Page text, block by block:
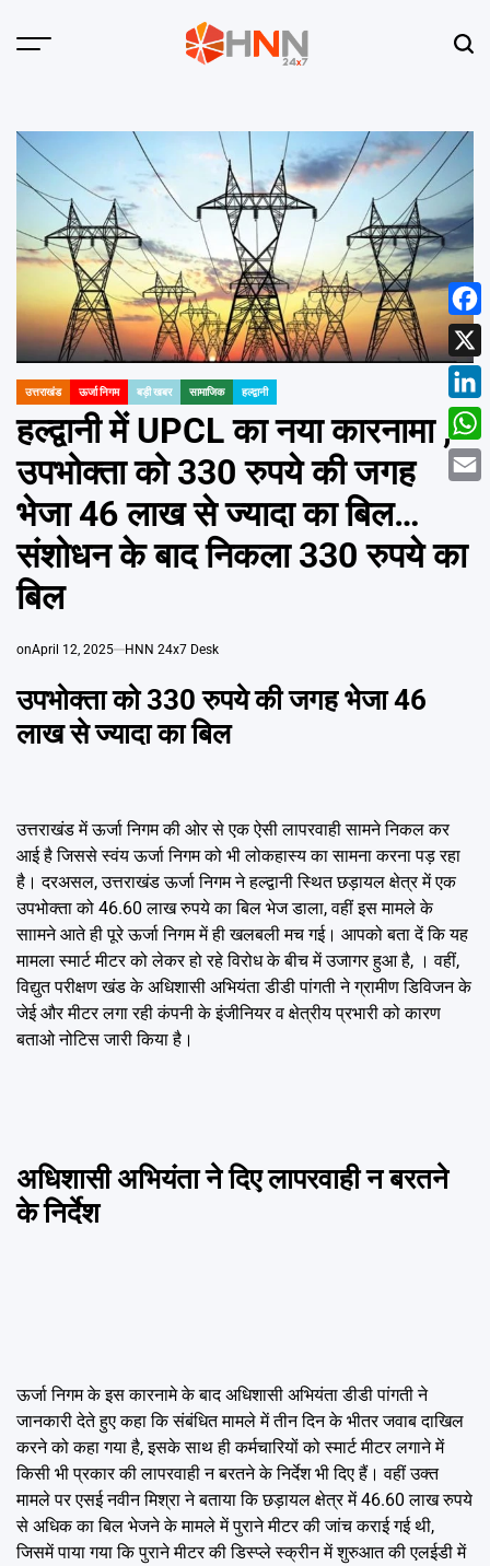
Menu
POSTED
उत्तराखंड ऊर्जा निगम बड़ी खबर सामाजिक हल्द्वानी
हल्द्वानी में UPCL का नया कारनामा ,
उपभोक्ता को 330 रुपये की जगह
भेजा 46 लाख से ज्‍यादा का बिल…
संशोधन के बाद निकला 330 रुपये का
बिल
onApril 12, 2025 HNN 24x7 Desk
उपभोक्ता को 330 रुपये की जगह भेजा 46
लाख से ज्‍यादा का बिल
उत्तराखंड में ऊर्जा निगम की ओर से एक ऐसी लापरवाही सामने निकल कर
आई है जिससे स्वंय ऊर्जा निगम को भी लोकहास्य का सामना करना पड़ रहा
है। दरअसल, उत्तराखंड ऊर्जा निगम ने हल्द्वानी स्थित छड़ायल क्षेत्र में एक
उपभोक्ता को 46.60 लाख रुपये का बिल भेज डाला, वहीं इस मामले के
साामने आते ही पूरे ऊर्जा निगम में ही खलबली मच गई। आपको बता दें कि यह
मामला स्मार्ट मीटर को लेकर हो रहे विरोध के बीच में उजागर हुआ है, । वहीं,
विद्युत परीक्षण खंड के अधिशासी अभियंता डीडी पांगती ने ग्रामीण डिविजन के
जेई और मीटर लगा रही कंपनी के इंजीनियर व क्षेत्रीय प्रभारी को कारण
बताओ नोटिस जारी किया है।
अधिशासी अभियंता ने दिए लापरवाही न बरतने
के निर्देश
ऊर्जा निगम के इस कारनामे के बाद अधिशासी अभियंता डीडी पांगती ने
जानकारी देते हुए कहा कि संबंधित मामले में तीन दिन के भीतर जवाब दाखिल
करने को कहा गया है, इसके साथ ही कर्मचारियों को स्मार्ट मीटर लगाने में
किसी भी प्रकार की लापरवाही न बरतने के निर्देश भी दिए हैं। वहीं उक्त
मामले पर एसई नवीन मिश्रा ने बताया कि छड़ायल क्षेत्र में 46.60 लाख रुपये
से अधिक का बिल भेजने के मामले में पुराने मीटर की जांच कराई गई थी,
जिसमें पाया गया कि पुराने मीटर की डिस्प्ले स्क्रीन में शुरुआत की एलईडी में
X